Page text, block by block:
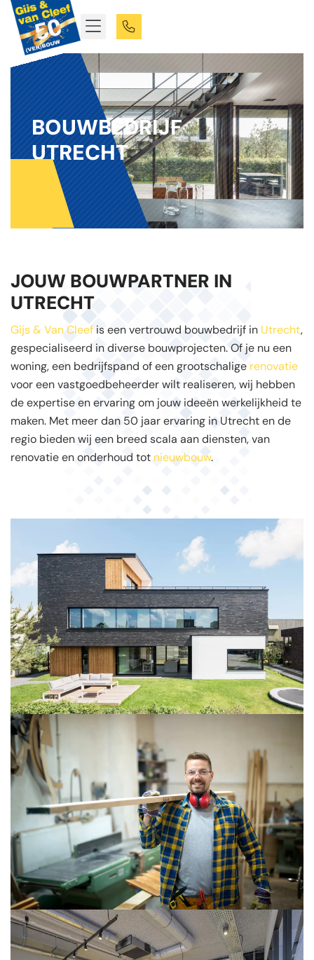
BOUWBEDRIJF
UTRECHT
JOUW BOUWPARTNER IN
UTRECHT
Gijs & Van Cleef is een vertrouwd bouwbedrijf in Utrecht,
gespecialiseerd in diverse bouwprojecten. Of je nu een
woning, een bedrijfspand of een grootschalige renovatie
voor een vastgoedbeheerder wilt realiseren, wij hebben
de expertise en ervaring om jouw ideeën werkelijkheid te
maken. Met meer dan 50 jaar ervaring in Utrecht en de
regio bieden wij een breed scala aan diensten, van
renovatie en onderhoud tot nieuwbouw.